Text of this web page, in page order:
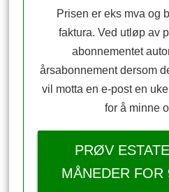
Prisen er eks mva og
faktura. Ved utløp av
abonnementet
årsabonnement dersom
vil motta en e-post en
for å minne
PRØV
MÅNEDER FOR